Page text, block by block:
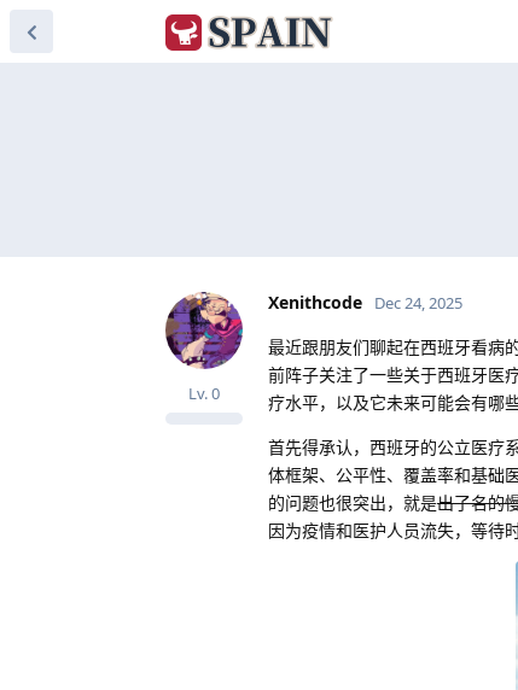
Xenithcode
Lv.0
Dec 24, 2025
最近跟朋友们聊起在西班牙看病
前阵子关注了一些关于西班牙医
疗水平，以及它未来可能会有哪
首先得承认，西班牙的公立医疗
体框架、公平性、覆盖率和基础
的问题也很突出，就是出了名的
因为疫情和医护人员流失，等待